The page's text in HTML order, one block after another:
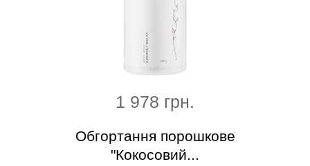
1 978 грн.
Обгортання порошкове
"Кокосовий...